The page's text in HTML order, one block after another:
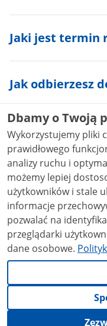
Jaki jest termin
Jak odbierzesz
Jak możesz się
Najczęściej
Podstawa
Ustawa z dnia 25
Ustawa z dnia 28
cywilnego
Ustawa z dnia 25
Dbamy o Twoją
Wykorzystujemy pliki
prawidłowego
analizy ruchu i
możemy lepiej
użytkowników i stale
informacje
pozwalać na
przeglądarki
dane osobowe.